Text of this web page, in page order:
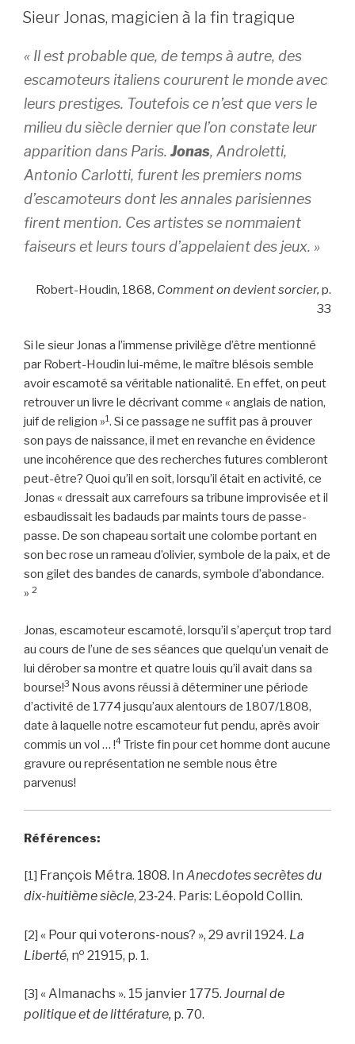
LE
Sieur Jonas, magicien à la fin tragique
« Il est probable que, de temps à autre, des
escamoteurs italiens coururent le monde avec
leurs prestiges. Toutefois ce n’est que vers le
milieu du siècle dernier que l’on constate leur
apparition dans Paris. Jonas, Androletti,
Antonio Carlotti, furent les premiers noms
d’escamoteurs dont les annales parisiennes
firent mention. Ces artistes se nommaient
faiseurs et leurs tours d’appelaient des jeux. »
Robert-Houdin, 1868, Comment on devient sorcier, p.
33
Si le sieur Jonas a l’immense privilège d’être mentionné
par Robert-Houdin lui-même, le maître blésois semble
avoir escamoté sa véritable nationalité. En effet, on peut
retrouver un livre le décrivant comme « anglais de nation,
juif de religion »1. Si ce passage ne suffit pas à prouver
son pays de naissance, il met en revanche en évidence
une incohérence que des recherches futures combleront
peut-être? Quoi qu’il en soit, lorsqu’il était en activité, ce
Jonas « dressait aux carrefours sa tribune improvisée et il
esbaudissait les badauds par maints tours de passe-
passe. De son chapeau sortait une colombe portant en
son bec rose un rameau d’olivier, symbole de la paix, et de
son gilet des bandes de canards, symbole d’abondance.
» 2
Jonas, escamoteur escamoté, lorsqu’il s’aperçut trop tard
au cours de l’une de ses séances que quelqu’un venait de
lui dérober sa montre et quatre louis qu’il avait dans sa
bourse!3 Nous avons réussi à déterminer une période
d’activité de 1774 jusqu’aux alentours de 1807/1808,
date à laquelle notre escamoteur fut pendu, après avoir
commis un vol … !4 Triste fin pour cet homme dont aucune
gravure ou représentation ne semble nous être
parvenus!
Références:
[1] François Métra. 1808. In Anecdotes secrètes du
dix-huitième siècle, 23‑24. Paris: Léopold Collin.
[2] « Pour qui voterons-nous? », 29 avril 1924. La
Liberté, no 21915, p. 1.
[3] « Almanachs ». 15 janvier 1775. Journal de
politique et de littérature, p. 70.